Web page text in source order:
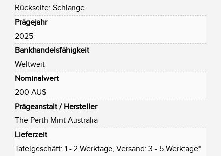
Rückseite: Schlange
Prägejahr
2025
Bankhandelsfähigkeit
Weltweit
Nominalwert
200 AU$
Prägeanstalt / Hersteller
The Perth Mint Australia
Lieferzeit
Tafelgeschäft: 1 - 2 Werktage, Versand: 3 - 5 Werktage*